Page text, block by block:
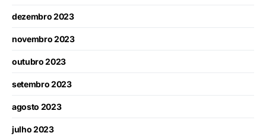
dezembro 2023
novembro 2023
outubro 2023
setembro 2023
agosto 2023
julho 2023